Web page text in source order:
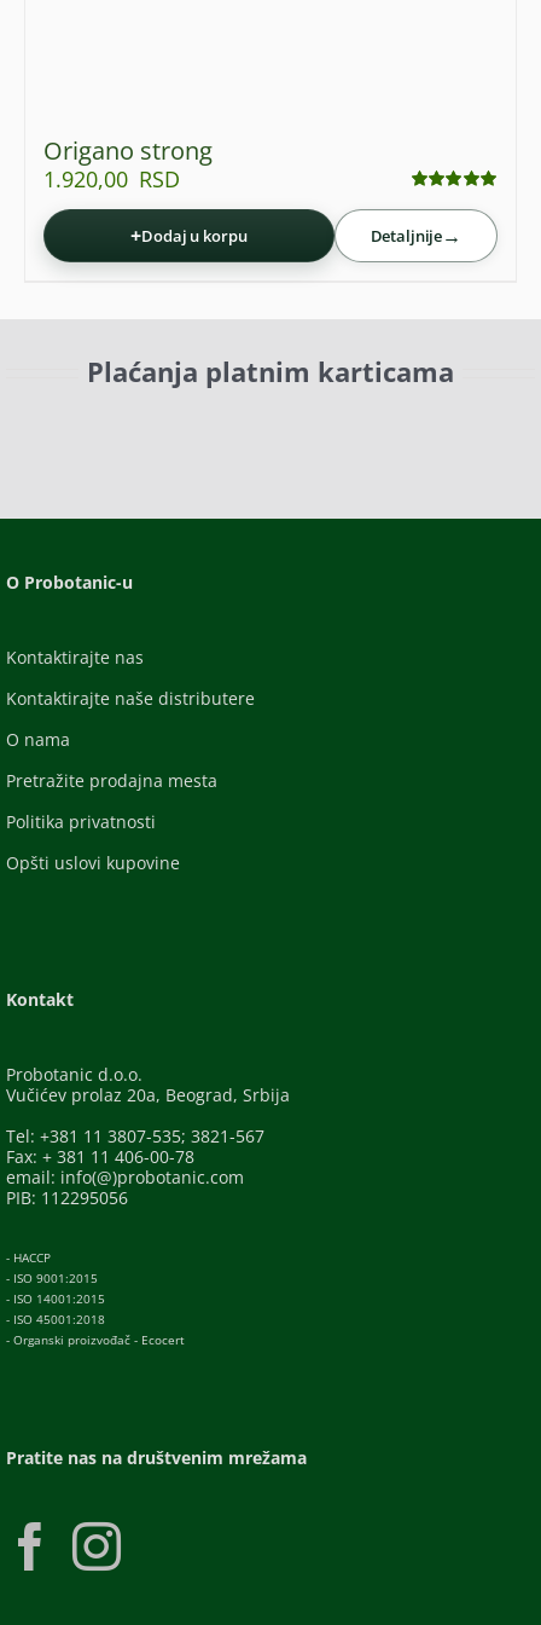
Origano strong
1.920,00 RSD
+Dodaj u korpu Detaljnije→
Plaćanja platnim karticama
O Probotanic-u
Kontaktirajte nas
Kontaktirajte naše distributere
O nama
Pretražite prodajna mesta
Politika privatnosti
Opšti uslovi kupovine
Kontakt
Probotanic d.o.o.
Vučićev prolaz 20a, Beograd, Srbija
Tel: +381 11 3807-535; 3821-567
Fax: + 381 11 406-00-78
email: info(@)probotanic.com
PIB: 112295056
- HACCP
- ISO 9001:2015
- ISO 14001:2015
- ISO 45001:2018
- Organski proizvođač - Ecocert
Pratite nas na društvenim mrežama